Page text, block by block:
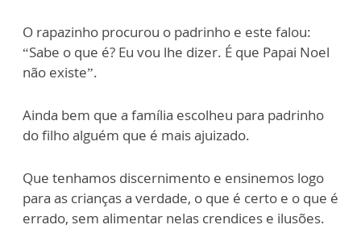
O rapazinho procurou o padrinho e este falou:
“Sabe o que é? Eu vou lhe dizer. É que Papai Noel
não existe”.
Ainda bem que a família escolheu para padrinho
do filho alguém que é mais ajuizado.
Que tenhamos discernimento e ensinemos logo
para as crianças a verdade, o que é certo e o que é
errado, sem alimentar nelas crendices e ilusões.